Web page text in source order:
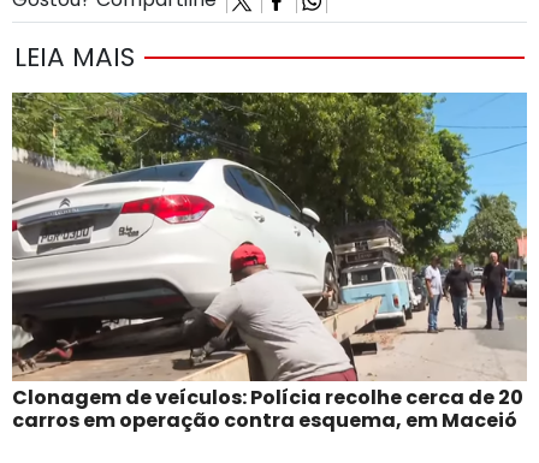
LEIA MAIS
Clonagem de veículos: Polícia recolhe cerca de 20
carros em operação contra esquema, em Maceió